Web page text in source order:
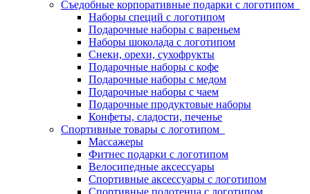
Съедобные корпоративные подарки с логотипом
Наборы специй с логотипом
Подарочные наборы с вареньем
Наборы шоколада с логотипом
Снеки, орехи, сухофрукты
Подарочные наборы с кофе
Подарочные наборы с медом
Подарочные наборы с чаем
Подарочные продуктовые наборы
Конфеты, сладости, печенье
Спортивные товары с логотипом
Массажеры
Фитнес подарки с логотипом
Велосипедные аксессуары
Спортивные аксессуары с логотипом
Спортивные полотенца с логотипом